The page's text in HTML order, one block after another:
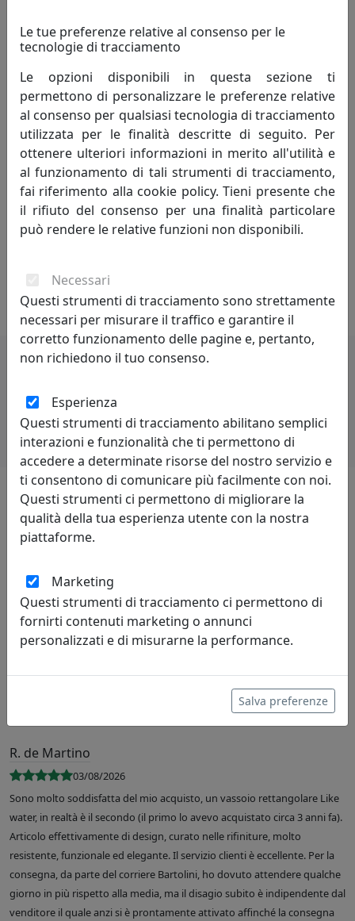
tradizione artigiana del Made in Italy, ma il nostro
sguardo è sempre rivolto alle innovazioni tecnologiche
Forti di questa lunga esperienza, abbiamo creato il
marchio VES.
La costante ricerca nel campo del design e delle
tecnologie ci ha portato a sperimentare l’utilizzo del
Krion® K-LIFE, un materiale innovativo dalle proprietà
benefiche. Da questo fortunato incontro è nata la
Collezione KLIN: orologi da parete, lampade da tavolo,
uniscono l’originale design VES alla salubrità del Krion®
K-LIFE.
Lascia una recensione
Leggi le recensioni
R. de Martino
03/08/2026
Sono molto soddisfatta del mio acquisto, un vassoio rettangolare Like
water, in realtà è il secondo (il primo lo avevo acquistato circa 3 anni fa).
Articolo effettivamente di design, curato nelle rifiniture, molto
resistente, funzionale ed elegante. Il servizio clienti è eccellente. Per la
consegna, da parte del corriere Bartolini, ho dovuto attendere qualche
giorno in più rispetto alla media, ma il disagio subito è indipendente dal
venditore il quale anzi si è prontamente attivato affinché la consegna
Le tue preferenze relative al consenso per le
tecnologie di tracciamento
Le opzioni disponibili in questa sezione ti
permettono di personalizzare le preferenze relative
al consenso per qualsiasi tecnologia di tracciamento
utilizzata per le finalità descritte di seguito. Per
ottenere ulteriori informazioni in merito all'utilità e
al funzionamento di tali strumenti di tracciamento,
fai riferimento alla cookie policy. Tieni presente che
il rifiuto del consenso per una finalità particolare
può rendere le relative funzioni non disponibili.
Necessari
Questi strumenti di tracciamento sono strettamente
necessari per misurare il traffico e garantire il
corretto funzionamento delle pagine e, pertanto,
non richiedono il tuo consenso.
Esperienza
Questi strumenti di tracciamento abilitano semplici
interazioni e funzionalità che ti permettono di
accedere a determinate risorse del nostro servizio e
ti consentono di comunicare più facilmente con noi.
Questi strumenti ci permettono di migliorare la
qualità della tua esperienza utente con la nostra
piattaforme.
Marketing
Questi strumenti di tracciamento ci permettono di
fornirti contenuti marketing o annunci
personalizzati e di misurarne la performance.
Salva preferenze